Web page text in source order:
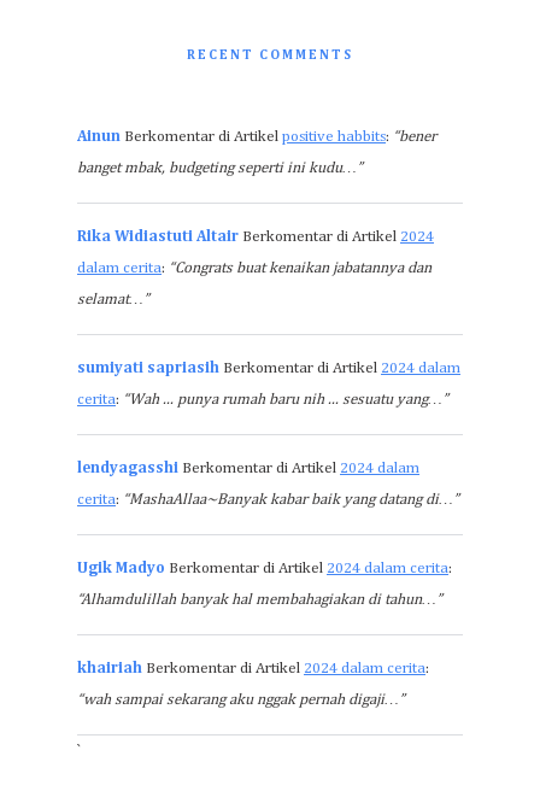
RECENT COMMENTS
Ainun Berkomentar di Artikel positive habbits: “bener
banget mbak, budgeting seperti ini kudu…”
Rika Widiastuti Altair Berkomentar di Artikel 2024
dalam cerita: “Congrats buat kenaikan jabatannya dan
selamat…”
sumiyati sapriasih Berkomentar di Artikel 2024 dalam
cerita: “Wah ... punya rumah baru nih ... sesuatu yang…”
lendyagasshi Berkomentar di Artikel 2024 dalam
cerita: “MashaAllaa~Banyak kabar baik yang datang di…”
Ugik Madyo Berkomentar di Artikel 2024 dalam cerita:
“Alhamdulillah banyak hal membahagiakan di tahun…”
khairiah Berkomentar di Artikel 2024 dalam cerita:
“wah sampai sekarang aku nggak pernah digaji…”
`